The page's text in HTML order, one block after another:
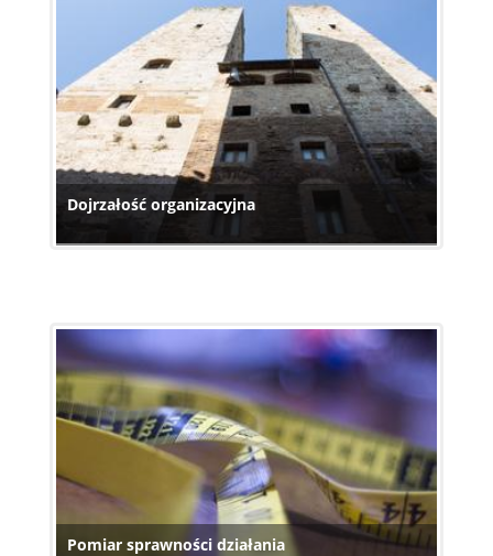
Dojrzałość organizacyjna
Pomiar sprawności działania